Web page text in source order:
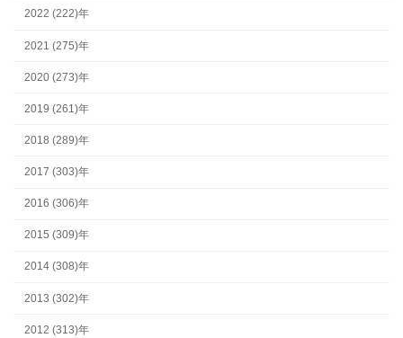
2022 (222)年
2021 (275)年
2020 (273)年
2019 (261)年
2018 (289)年
2017 (303)年
2016 (306)年
2015 (309)年
2014 (308)年
2013 (302)年
2012 (313)年